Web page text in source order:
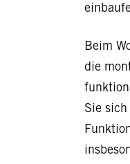
Beim
die
Sie sich